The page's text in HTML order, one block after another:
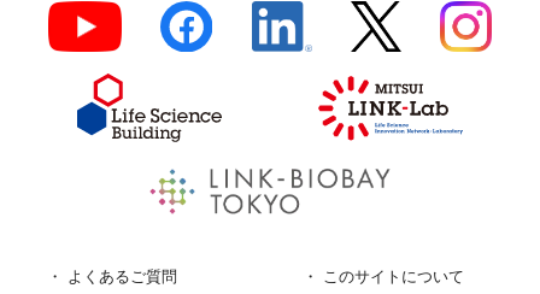
よくあるご質問 このサイトについて